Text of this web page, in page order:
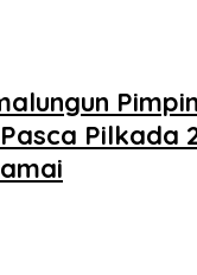
Pilkada